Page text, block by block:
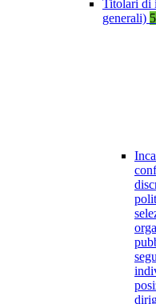
Titolari di
generali) 5